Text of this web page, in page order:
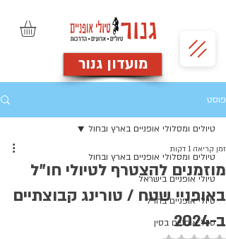
מועדון גנור
פוסט
טיולים ומסלולי אופניים בארץ ובחול
טיולי אופניים בישראל
טיולי אופניים בחו"ל
טיול אופניים בסין
טיולים ומסלולי אופניים בארץ ובחול
מוזמנים להצטרף לטיולי חו"ל
באופניי שטח / טורינג קבוצתיים
ב-2024
זמן קריאה 1 דקות